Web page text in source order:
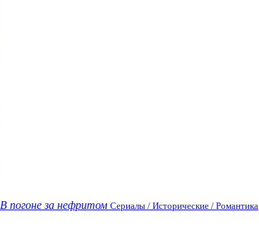
В погоне за нефритом Сериалы / Исторические / Романтика